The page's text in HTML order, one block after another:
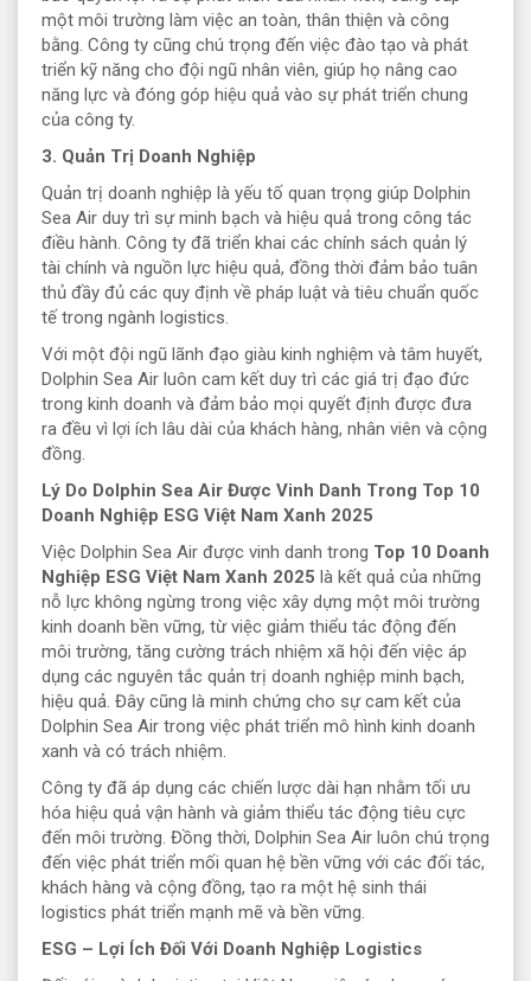
một môi trường làm việc an toàn, thân thiện và công
bằng. Công ty cũng chú trọng đến việc đào tạo và phát
triển kỹ năng cho đội ngũ nhân viên, giúp họ nâng cao
năng lực và đóng góp hiệu quả vào sự phát triển chung
của công ty.
3. Quản Trị Doanh Nghiệp
Quản trị doanh nghiệp là yếu tố quan trọng giúp Dolphin
Sea Air duy trì sự minh bạch và hiệu quả trong công tác
điều hành. Công ty đã triển khai các chính sách quản lý
tài chính và nguồn lực hiệu quả, đồng thời đảm bảo tuân
thủ đầy đủ các quy định về pháp luật và tiêu chuẩn quốc
tế trong ngành logistics.
Với một đội ngũ lãnh đạo giàu kinh nghiệm và tâm huyết,
Dolphin Sea Air luôn cam kết duy trì các giá trị đạo đức
trong kinh doanh và đảm bảo mọi quyết định được đưa
ra đều vì lợi ích lâu dài của khách hàng, nhân viên và cộng
đồng.
Lý Do Dolphin Sea Air Được Vinh Danh Trong Top 10
Doanh Nghiệp ESG Việt Nam Xanh 2025
Việc Dolphin Sea Air được vinh danh trong Top 10 Doanh
Nghiệp ESG Việt Nam Xanh 2025 là kết quả của những
nỗ lực không ngừng trong việc xây dựng một môi trường
kinh doanh bền vững, từ việc giảm thiểu tác động đến
môi trường, tăng cường trách nhiệm xã hội đến việc áp
dụng các nguyên tắc quản trị doanh nghiệp minh bạch,
hiệu quả. Đây cũng là minh chứng cho sự cam kết của
Dolphin Sea Air trong việc phát triển mô hình kinh doanh
xanh và có trách nhiệm.
Công ty đã áp dụng các chiến lược dài hạn nhằm tối ưu
hóa hiệu quả vận hành và giảm thiểu tác động tiêu cực
đến môi trường. Đồng thời, Dolphin Sea Air luôn chú trọng
đến việc phát triển mối quan hệ bền vững với các đối tác,
khách hàng và cộng đồng, tạo ra một hệ sinh thái
logistics phát triển mạnh mẽ và bền vững.
ESG – Lợi Ích Đối Với Doanh Nghiệp Logistics